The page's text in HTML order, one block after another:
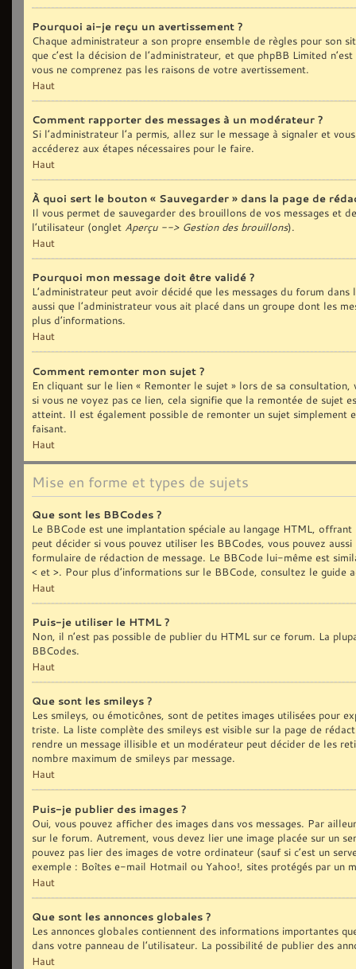
Pourquoi ai-je reçu un avertissement ?
Chaque administrateur a son propre ensemble de règles pour son
que c’est la décision de l’administrateur, et que phpBB Limited
vous ne comprenez pas les raisons de votre avertissement.
Haut
Comment rapporter des messages à un modérateur ?
Si l’administrateur l’a permis, allez sur le message à signaler et
accéderez aux étapes nécessaires pour le faire.
Haut
À quoi sert le bouton « Sauvegarder » dans la page de
Il vous permet de sauvegarder des brouillons de vos messages et
l’utilisateur (onglet Aperçu --> Gestion des brouillons).
Haut
Pourquoi mon message doit être validé ?
L’administrateur peut avoir décidé que les messages du forum
aussi que l’administrateur vous ait placé dans un groupe dont les
plus d’informations.
Haut
Comment remonter mon sujet ?
En cliquant sur le lien « Remonter le sujet » lors de sa consultation,
si vous ne voyez pas ce lien, cela signifie que la remontée de sujet
atteint. Il est également possible de remonter un sujet simplement
faisant.
Haut
Mise en forme et types de sujets
Que sont les BBCodes ?
Le BBCode est une implantation spéciale au langage HTML,
peut décider si vous pouvez utiliser les BBCodes, vous pouvez
formulaire de rédaction de message. Le BBCode lui-même est
< et >. Pour plus d’informations sur le BBCode, consultez le guide
Haut
Puis-je utiliser le HTML ?
Non, il n’est pas possible de publier du HTML sur ce forum. La
BBCodes.
Haut
Que sont les smileys ?
Les smileys, ou émoticônes, sont de petites images utilisées pour
triste. La liste complète des smileys est visible sur la page de
rendre un message illisible et un modérateur peut décider de les
nombre maximum de smileys par message.
Haut
Puis-je publier des images ?
Oui, vous pouvez afficher des images dans vos messages. Par
sur le forum. Autrement, vous devez lier une image placée sur un
pouvez pas lier des images de votre ordinateur (sauf si c’est un
exemple : Boîtes e-mail Hotmail ou Yahoo!, sites protégés par un
Haut
Que sont les annonces globales ?
Les annonces globales contiennent des informations importantes
dans votre panneau de l’utilisateur. La possibilité de publier des
Haut